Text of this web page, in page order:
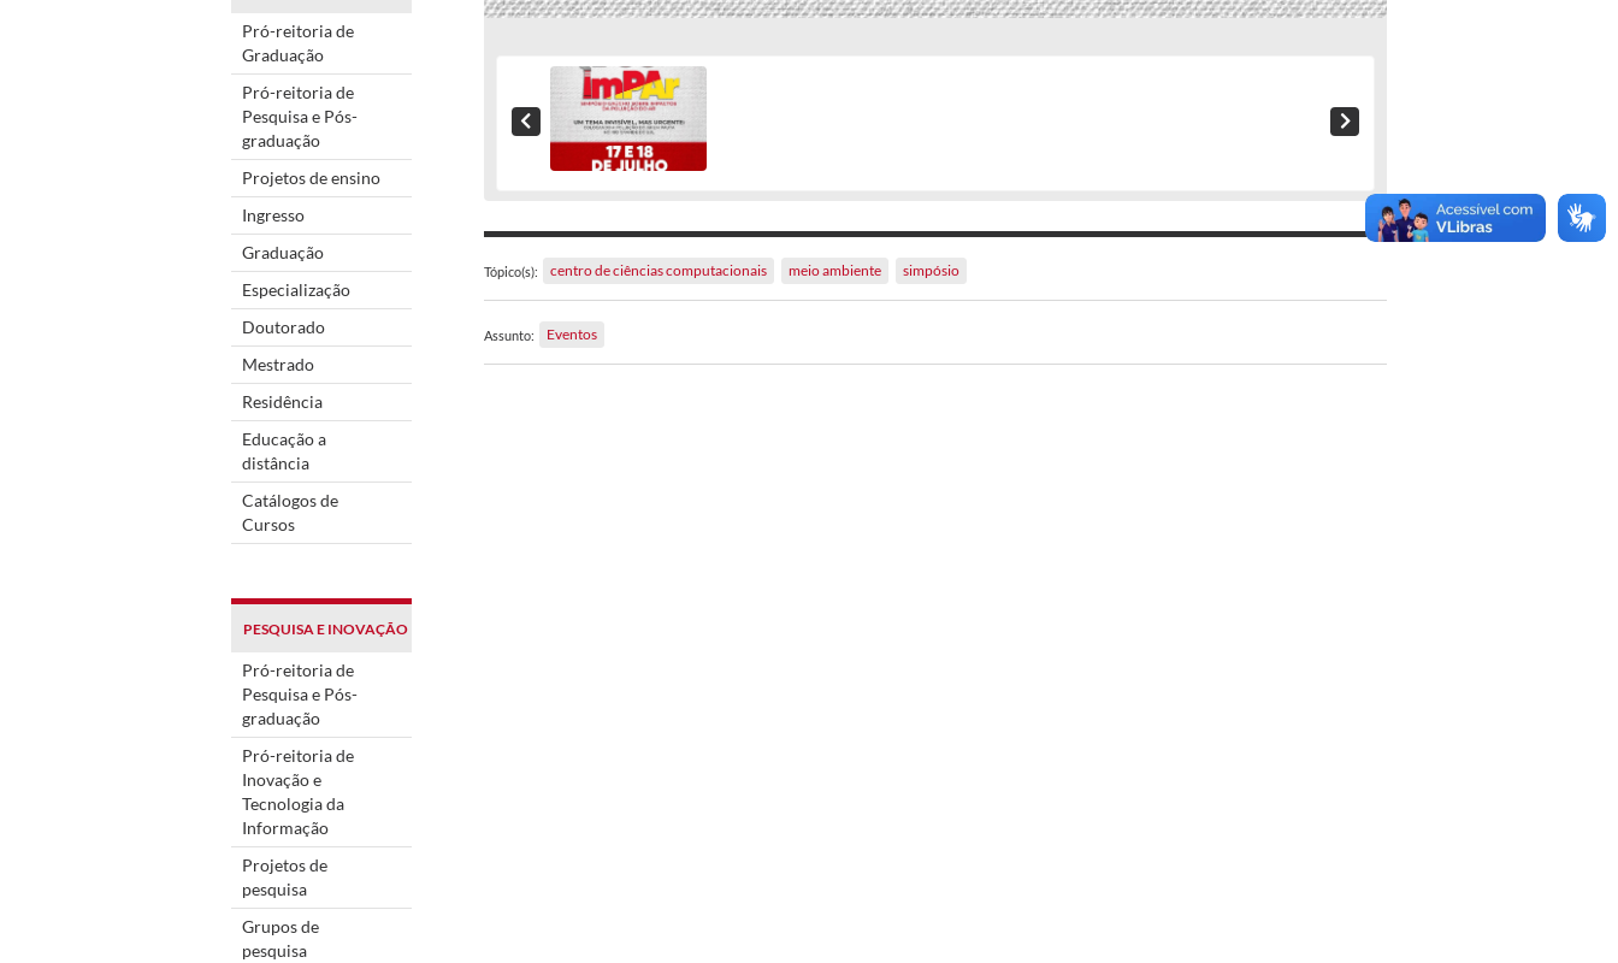
Pró-reitoria de
Graduação
Pró-reitoria de
Pesquisa e Pós-
graduação
Projetos de ensino
Ingresso
Graduação
Especialização
Doutorado
Mestrado
Residência
Educação a
distância
Catálogos de
Cursos
PESQUISA E INOVAÇÃO
Pró-reitoria de
Pesquisa e Pós-
graduação
Pró-reitoria de
Inovação e
Tecnologia da
Informação
Projetos de
pesquisa
Grupos de
pesquisa
Tópico(s): centro de ciências computacionais meio ambiente simpósio
Assunto: Eventos